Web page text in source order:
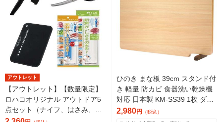
アウトレット
【アウトレット】【数量限定】
ロハコオリジナル アウトドア5
点セット（ナイフ、はさみ、ま
な板、真空保存袋S・M） 貝印
ひのき まな板 39cm スタンド付
き 軽量 防カビ 食器洗い乾燥機
対応 日本製 KM-SS39 1枚 ダイ
ワ産業
2,980円 （税込）